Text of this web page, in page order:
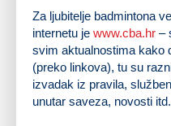
Za ljubitelje badmintona
internetu je www.cba.hr –
svim aktualnostima kako
(preko linkova), tu su
izvadak iz pravila,
unutar saveza, novosti itd.